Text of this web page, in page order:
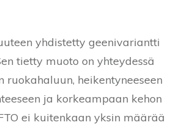
yhdistetty geenivariantti
tietty muoto on yhteydessä
ruokahaluun, heikentyneeseen
ja korkeampaan kehon
ei kuitenkaan yksin määrää